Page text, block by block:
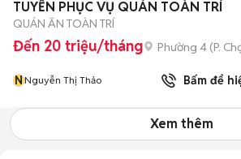
TUYỂN PHỤC VỤ QUÁN TOÀN TRÍ
QUÁN ĂN TOÀN TRÍ
Đến 20 triệu/tháng Phường 4 (P.
NNguyễn Thị Thảo Bấm để
Xem thêm